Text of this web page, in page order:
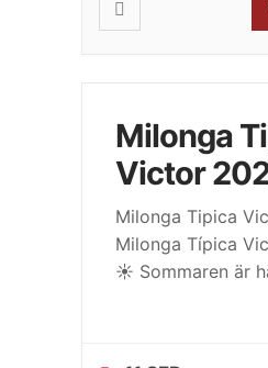
Milonga
Victor
Milonga Tipica
Milonga Típica
☀️ Sommaren är